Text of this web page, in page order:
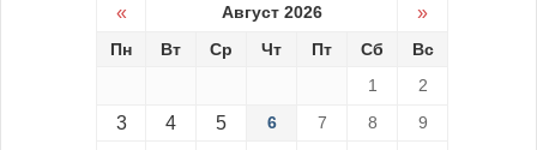
« Август 2026 »
Пн Вт Ср Чт Пт Сб
Вс
1
2
3 4 5 6 7 8
9